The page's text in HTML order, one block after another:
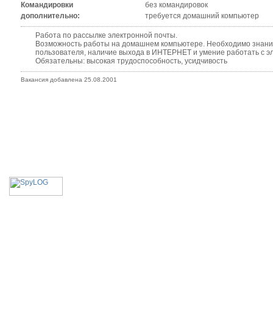
Командировки
без командировок
дополнительно:
требуется домашний компьютер
Работа по рассылке электронной почты.
Возможность работы на домашнем компьютере. Необходимо
пользователя, наличие выхода в ИНТЕРНЕТ и умение работать с
Обязательны: высокая трудоспособность, усидчивость
Вакансия добавлена 25.08.2001